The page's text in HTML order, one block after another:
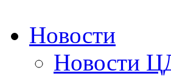
Новости
Новости